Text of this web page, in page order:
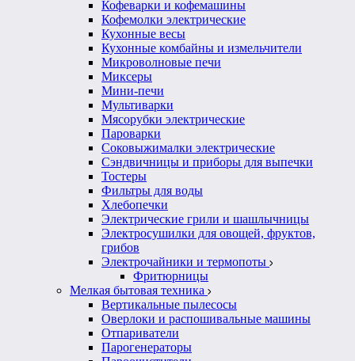
Кофеварки и кофемашины
Кофемолки электрические
Кухонные весы
Кухонные комбайны и измельчители
Микроволновые печи
Миксеры
Мини-печи
Мультиварки
Мясорубки электрические
Пароварки
Соковыжималки электрические
Сэндвичницы и приборы для выпечки
Тостеры
Фильтры для воды
Хлебопечки
Электрические грили и шашлычницы
Электросушилки для овощей, фруктов,
грибов
Электрочайники и термопоты
Фритюрницы
Мелкая бытовая техника
Вертикальные пылесосы
Оверлоки и распошивальные машины
Отпариватели
Парогенераторы